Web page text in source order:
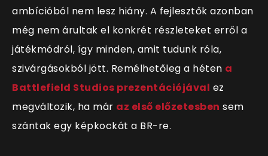
ambícióból nem lesz hiány. A fejlesztők azonban
még nem árultak el konkrét részleteket erről a
játékmódról, így minden, amit tudunk róla,
szivárgásokból jött. Remélhetőleg a héten a
Battlefield Studios prezentációjával ez
megváltozik, ha már az első előzetesben sem
szántak egy képkockát a BR-re.